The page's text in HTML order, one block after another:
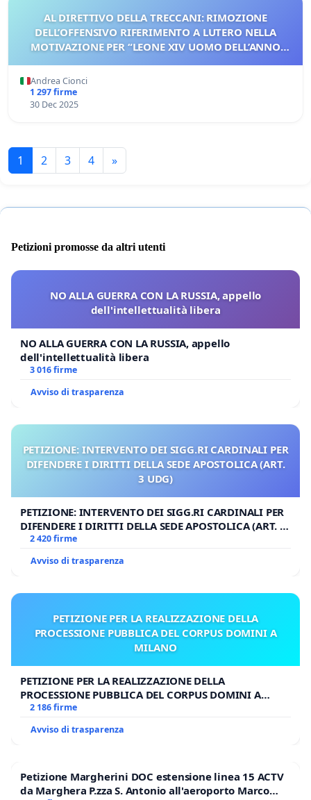
AL DIRETTIVO DELLA TRECCANI: RIMOZIONE
DELL’OFFENSIVO RIFERIMENTO A LUTERO NELLA
MOTIVAZIONE PER “LEONE XIV UOMO DELL’ANNO
Andrea Cionci
1 297 firme
30 Dec 2025
1 2 3 4 »
Petizioni promosse da altri utenti
NO ALLA GUERRA CON LA RUSSIA, appello
dell'intellettualità libera
NO ALLA GUERRA CON LA RUSSIA, appello
dell'intellettualità libera
3 016 firme
Avviso di trasparenza
PETIZIONE: INTERVENTO DEI SIGG.RI CARDINALI PER
DIFENDERE I DIRITTI DELLA SEDE APOSTOLICA (ART.
3 UDG)
PETIZIONE: INTERVENTO DEI SIGG.RI CARDINALI PER
DIFENDERE I DIRITTI DELLA SEDE APOSTOLICA (ART. 3
UDG)
2 420 firme
Avviso di trasparenza
PETIZIONE PER LA REALIZZAZIONE DELLA
PROCESSIONE PUBBLICA DEL CORPUS DOMINI A
MILANO
PETIZIONE PER LA REALIZZAZIONE DELLA
PROCESSIONE PUBBLICA DEL CORPUS DOMINI A
MILANO
2 186 firme
Avviso di trasparenza
Petizione Margherini DOC estensione linea 15 ACTV
da Marghera P.zza S. Antonio all'aeroporto Marco